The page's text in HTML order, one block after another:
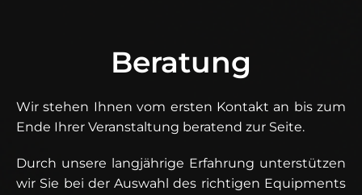
Beratung
Wir stehen Ihnen vom ersten Kontakt an bis zum
Ende Ihrer Veranstaltung beratend zur Seite.
Durch unsere langjährige Erfahrung unterstützen
wir Sie bei der Auswahl des richtigen Equipments